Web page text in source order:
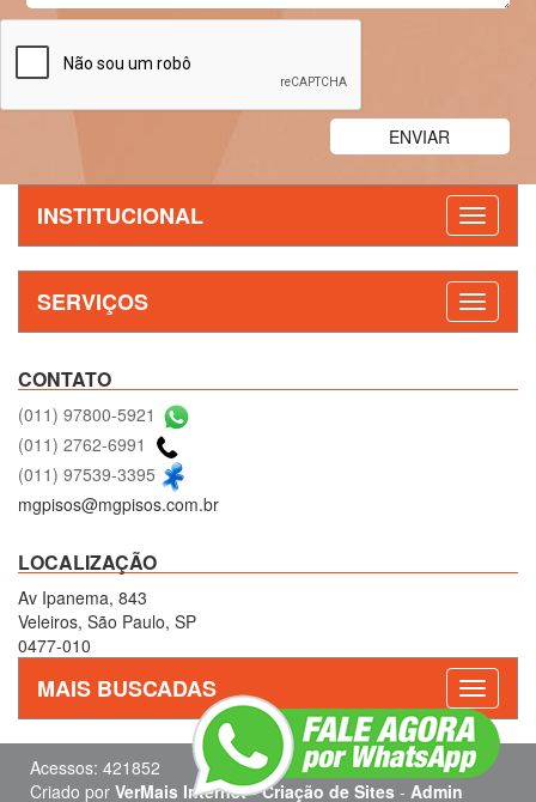
INSTITUCIONAL
SERVIÇOS
CONTATO
(011) 97800-5921
(011) 2762-6991
(011) 97539-3395
mgpisos@mgpisos.com.br
LOCALIZAÇÃO
Av Ipanema, 843
Veleiros, São Paulo, SP
0477-010
MAIS BUSCADAS
Acessos: 421852
Criado por VerMais Internet-Criação de Sites - Admin